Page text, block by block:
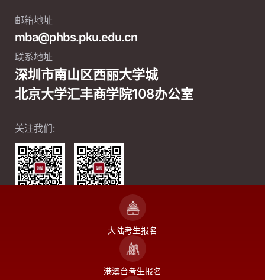
大陆考生报名
港澳台考生报名
邮箱地址
mba@phbs.pku.edu.cn
联系地址
深圳市南山区西丽大学城
北京大学汇丰商学院108办公室
关注我们:
COPYRIGHT ©2004-2024 北京大学汇丰商学院